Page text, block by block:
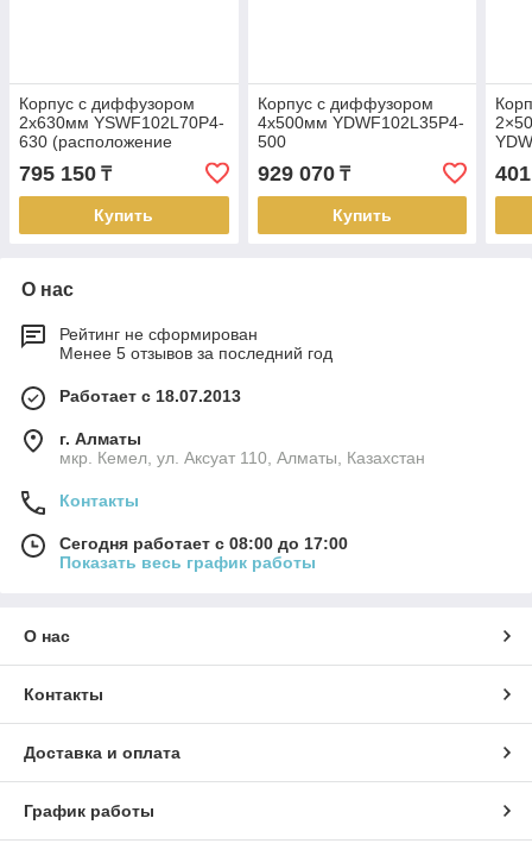
Корпус с диффузором
2х630мм YSWF102L70P4-
630 (расположение
795 150 ₸
Купить
Корпус с диффузором
4х500мм YDWF102L35P4-
500
929 070₸
Купить
О нас
Рейтинг не сформирован
Менее 5 отзывов за последний год
Работает с 18.07.2013
г. Алматы
мкр. Кемел, ул. Аксуат 110, Алматы, Казахстан
Контакты
Сегодня работает с 08:00 до 17:00
Показать весь график работы
О нас
Контакты
Доставка и оплата
График работы